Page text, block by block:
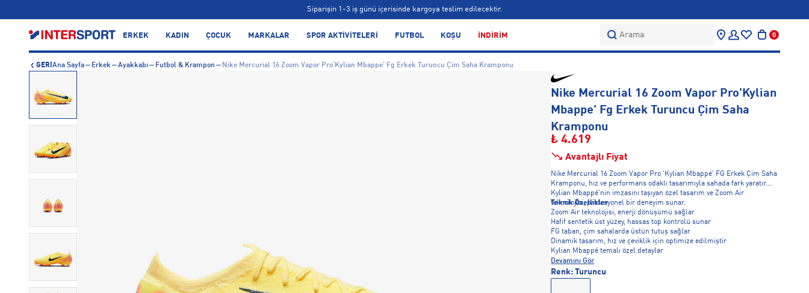
Siparişin 1-3 iş günü içerisinde kargoya teslim edilecektir.
Bonus kartlara özel vade farksız taksit seçenekleri!
ERKEK KADIN ÇOCUK MARKALAR SPOR AKTİVİTELERİ FUTBOL KOŞU İNDİRİM Arama 0
GERİ Ana Sayfa Erkek Ayakkabı Futbol & Krampon Nike Mercurial 16 Zoom Vapor Pro'Kylian Mbappe' Fg Erkek Turuncu Çim Saha Kramponu
Nike Mercurial 16 Zoom Vapor Pro'Kylian
Mbappe' Fg Erkek Turuncu Çim Saha
Kramponu
₺ 4.619
Avantajlı Fiyat
Nike Mercurial 16 Zoom Vapor Pro 'Kylian Mbappé' FG Erkek Çim Saha
Kramponu, hız ve performans odaklı tasarımıyla sahada fark yaratır.
Kylian Mbappé'nin imzasını taşıyan özel tasarım ve Zoom Air
teknolojisi, profesyonel bir deneyim sunar.
Teknik Özellikler
Zoom Air teknolojisi, enerji dönüşümü sağlar
Hafif sentetik üst yüzey, hassas top kontrolü sunar
FG taban, çim sahalarda üstün tutuş sağlar
Dinamik tasarım, hız ve çeviklik için optimize edilmiştir
Kylian Mbappé temalı özel detaylar
Devamını Gör
Renk: Turuncu